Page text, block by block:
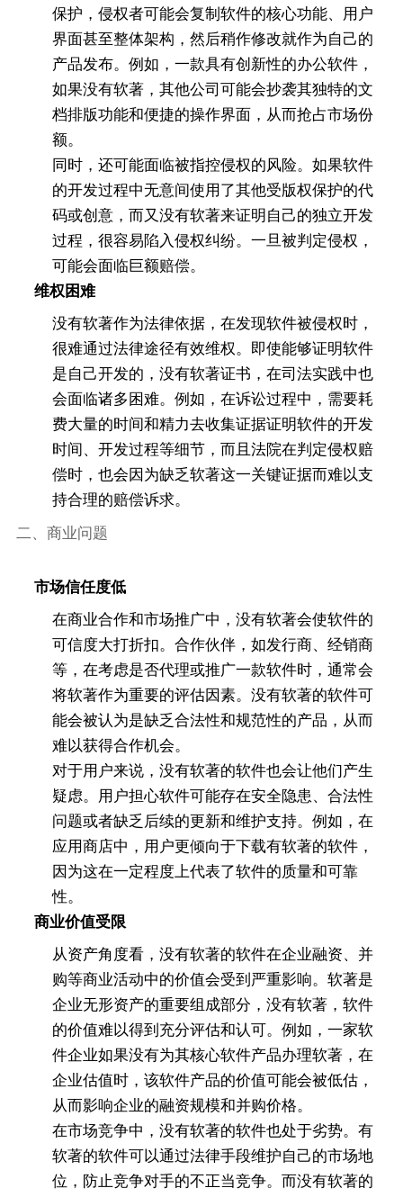
保护，侵权者可能会复制软件的核心功能、用户
界面甚至整体架构，然后稍作修改就作为自己的
产品发布。例如，一款具有创新性的办公软件，
如果没有软著，其他公司可能会抄袭其独特的文
档排版功能和便捷的操作界面，从而抢占市场份
额。
同时，还可能面临被指控侵权的风险。如果软件
的开发过程中无意间使用了其他受版权保护的代
码或创意，而又没有软著来证明自己的独立开发
过程，很容易陷入侵权纠纷。一旦被判定侵权，
可能会面临巨额赔偿。
维权困难
没有软著作为法律依据，在发现软件被侵权时，
很难通过法律途径有效维权。即使能够证明软件
是自己开发的，没有软著证书，在司法实践中也
会面临诸多困难。例如，在诉讼过程中，需要耗
费大量的时间和精力去收集证据证明软件的开发
时间、开发过程等细节，而且法院在判定侵权赔
偿时，也会因为缺乏软著这一关键证据而难以支
持合理的赔偿诉求。
二、商业问题
市场信任度低
在商业合作和市场推广中，没有软著会使软件的
可信度大打折扣。合作伙伴，如发行商、经销商
等，在考虑是否代理或推广一款软件时，通常会
将软著作为重要的评估因素。没有软著的软件可
能会被认为是缺乏合法性和规范性的产品，从而
难以获得合作机会。
对于用户来说，没有软著的软件也会让他们产生
疑虑。用户担心软件可能存在安全隐患、合法性
问题或者缺乏后续的更新和维护支持。例如，在
应用商店中，用户更倾向于下载有软著的软件，
因为这在一定程度上代表了软件的质量和可靠
性。
商业价值受限
从资产角度看，没有软著的软件在企业融资、并
购等商业活动中的价值会受到严重影响。软著是
企业无形资产的重要组成部分，没有软著，软件
的价值难以得到充分评估和认可。例如，一家软
件企业如果没有为其核心软件产品办理软著，在
企业估值时，该软件产品的价值可能会被低估，
从而影响企业的融资规模和并购价格。
在市场竞争中，没有软著的软件也处于劣势。有
软著的软件可以通过法律手段维护自己的市场地
位，防止竞争对手的不正当竞争。而没有软著的